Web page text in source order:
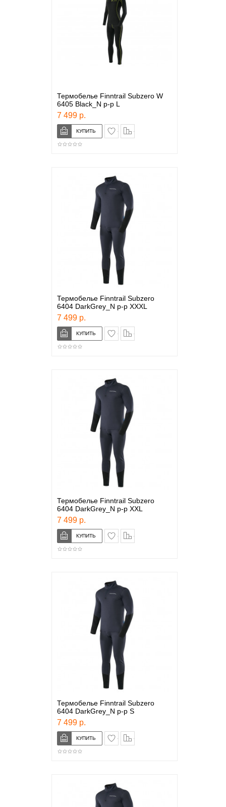
Термобелье Finntrail Subzero W
6405 Black_N р-р L
7 499 р.
в закладки
Термобелье Finntrail Subzero
6404 DarkGrey_N р-р XXXL
7 499 р.
в закладки
Термобелье Finntrail Subzero
6404 DarkGrey_N р-р XXL
7 499 р.
в закладки
Термобелье Finntrail Subzero
6404 DarkGrey_N р-р S
7 499 р.
в закладки